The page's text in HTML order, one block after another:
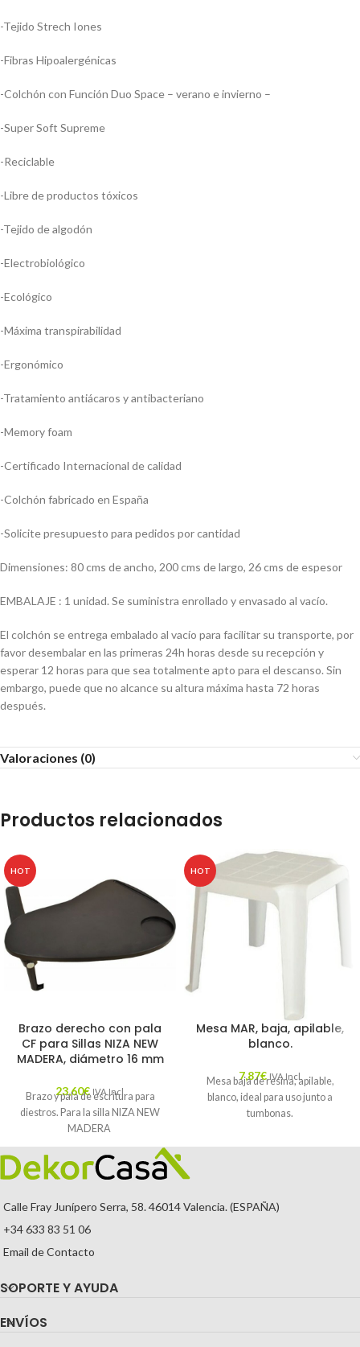
-Tejido Strech Iones
-Fibras Hipoalergénicas
-Colchón con Función Duo Space – verano e invierno –
-Super Soft Supreme
-Reciclable
-Libre de productos tóxicos
-Tejido de algodón
-Electrobiológico
-Ecológico
-Máxima transpirabilidad
-Ergonómico
-Tratamiento antiácaros y antibacteriano
-Memory foam
-Certificado Internacional de calidad
-Colchón fabricado en España
-Solicite presupuesto para pedidos por cantidad
Dimensiones: 80 cms de ancho, 200 cms de largo, 26 cms de espesor
EMBALAJE : 1 unidad. Se suministra enrollado y envasado al vacío.
El colchón se entrega embalado al vacío para facilitar su transporte, por
favor desembalar en las primeras 24h horas desde su recepción y
esperar 12 horas para que sea totalmente apto para el descanso. Sin
embargo, puede que no alcance su altura máxima hasta 72 horas
después.
Valoraciones (0)
Productos relacionados
HOT
Brazo derecho con pala
CF para Sillas NIZA NEW
MADERA, diámetro 16 mm
23,60€ IVA Incl.
Brazo y pala de escritura para
diestros. Para la silla NIZA NEW
MADERA
HOT
Mesa MAR, baja, apilable,
blanco.
7,87€ IVA Incl.
Mesa baja de resina, apilable,
blanco, ideal para uso junto a
tumbonas.
Calle Fray Junípero Serra, 58. 46014 Valencia. (ESPAÑA)
+34 633 83 51 06
Email de Contacto
SOPORTE Y AYUDA
ENVÍOS